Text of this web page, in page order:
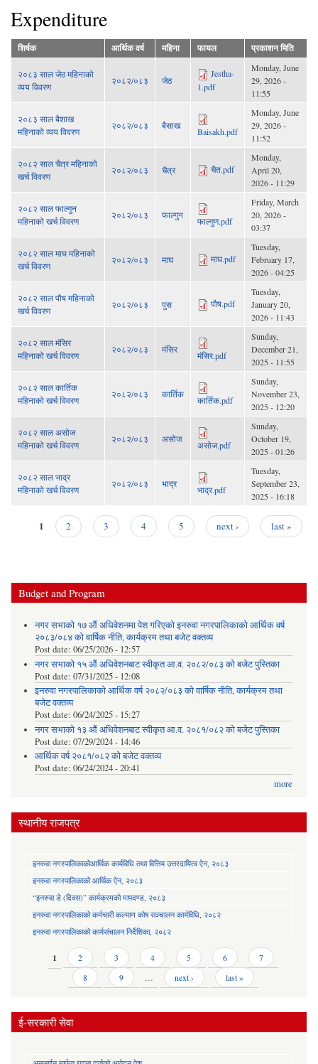
Expenditure
शिर्षक आर्थिक वर्ष महिना फायल प्रकाशन मिति
२०८३ साल जेठ महिनाको
व्यय विवरण
२०८२/०८३ जेठ
Jestha-
1.pdf
Monday, June
29, 2026 -
11:55
२०८३ साल बैशाख
महिनाको व्यय विवरण
२०८२/०८३ बैसाख
Baisakh.pdf
Monday, June
29, 2026 -
11:52
२०८२ साल चैत्र महिनाको
खर्च विवरण
२०८२/०८३ चैत्र चैत.pdf
Monday,
April 20,
2026 - 11:29
२०८२ साल फाल्गुन
महिनाको खर्च विवरण
२०८२/०८३ फाल्गुन
फाल्गुण.pdf
Friday, March
20, 2026 -
03:37
२०८२ साल माघ महिनाको
खर्च विवरण
२०८२/०८३ माघ माघ.pdf
Tuesday,
February 17,
2026 - 04:25
२०८२ साल पौष महिनाको
खर्च विवरण
२०८२/०८३ पुस पौष.pdf
Tuesday,
January 20,
2026 - 11:43
२०८२ साल मंसिर
महिनाको खर्च विवरण
२०८२/०८३ मंसिर
मंसिर.pdf
Sunday,
December 21,
2025 - 11:55
२०८२ साल कार्तिक
महिनाको खर्च विवरण
२०८२/०८३ कार्तिक
कार्तिक.pdf
Sunday,
November 23,
2025 - 12:20
२०८२ साल असोज
महिनाको खर्च विवरण
२०८२/०८३ असोज
असोज.pdf
Sunday,
October 19,
2025 - 01:26
२०८२ साल भाद्र
महिनाको खर्च विवरण
२०८२/०८३ भाद्र
भाद्र.pdf
Tuesday,
September 23,
2025 - 16:18
1 2 3 4 5 next › last »
Budget and Program
नगर सभाको १७ औं अधिवेशनमा पेश गरिएको इनरुवा नगरपालिकाको आर्थिक वर्ष
२०८३/०८४ को वार्षिक नीति, कार्यक्रम तथा बजेट वक्तव्य
Post date: 06/25/2026 - 12:57
नगर सभाको १५ औं अधिवेशनबाट स्वीकृत आ.व. २०८२/०८३ को बजेट पुस्तिका
Post date: 07/31/2025 - 12:08
इनरुवा नगरपालिकाको आर्थिक वर्ष २०८२/०८३ को वार्षिक नीति, कार्यक्रम तथा
बजेट वक्तव्य
Post date: 06/24/2025 - 15:27
नगर सभाको १३ औं अधिवेशनबाट स्वीकृत आ.व. २०८१/०८२ को बजेट पुस्तिका
Post date: 07/29/2024 - 14:46
आर्थिक वर्ष २०८१/०८२ को बजेट वक्तव्य
Post date: 06/24/2024 - 20:41
more
स्थानीय राजपत्र
इनरुवा नगरपालिकाकोआर्थिक कार्यविधि तथा वित्तिय उत्तरदायित्व ऐन, २०८३
इनरुवा नगरपालिकाको आर्थिक ऐन, २०८३
“इनरुवा डे (दिवस)” कार्यक्रमको मापदण्ड, २०८३
इनरुवा नगरपालिकाको कर्मचारी कल्याण कोष सञ्चालन कार्यविधि, २०८२
इनरुवा नगरपालिकाको कार्यसंचालन निर्देशिका, २०८२
Pages1 2 3 4 5 6
7
8
9 … next › last »
ई-सरकारी सेवा